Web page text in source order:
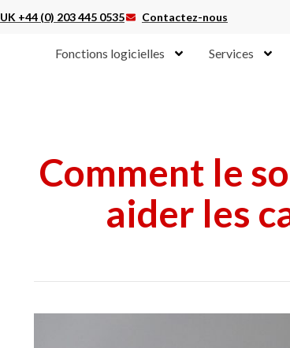
UK +44 (0) 203 445 0535 Contactez-nous
Fonctions logicielles Services
Comment le
aider les